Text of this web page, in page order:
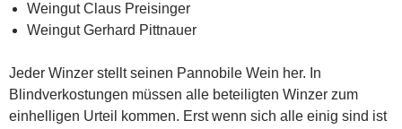
Weingut Claus Preisinger
Weingut Gerhard Pittnauer
Jeder Winzer stellt seinen Pannobile Wein her. In
Blindverkostungen müssen alle beteiligten Winzer zum
einhelligen Urteil kommen. Erst wenn sich alle einig sind ist